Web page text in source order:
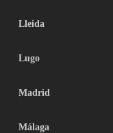
Lleida
Lugo
Madrid
Málaga